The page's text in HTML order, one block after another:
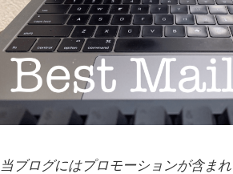
当ブログにはプロモーションが含ま